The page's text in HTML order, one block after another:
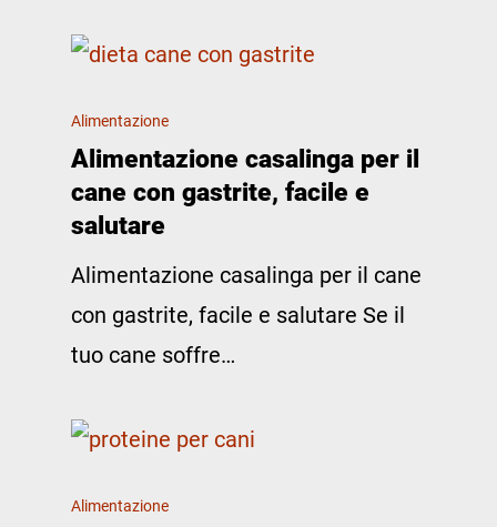
Alimentazione
Alimentazione casalinga per il
cane con gastrite, facile e
salutare
Alimentazione casalinga per il cane
con gastrite, facile e salutare Se il
tuo cane soffre…
Alimentazione